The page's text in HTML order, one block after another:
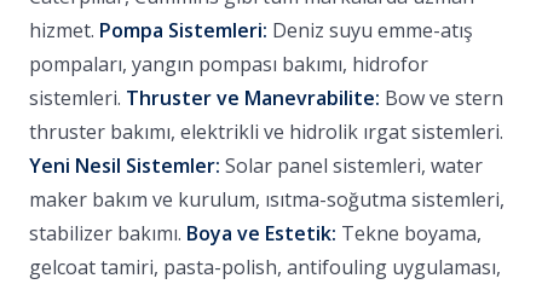
hizmet. Pompa Sistemleri: Deniz suyu emme-atış
pompaları, yangın pompası bakımı, hidrofor
sistemleri. Thruster ve Manevrabilite: Bow ve stern
thruster bakımı, elektrikli ve hidrolik ırgat sistemleri.
Yeni Nesil Sistemler: Solar panel sistemleri, water
maker bakım ve kurulum, ısıtma-soğutma sistemleri,
stabilizer bakımı. Boya ve Estetik: Tekne boyama,
gelcoat tamiri, pasta-polish, antifouling uygulaması,